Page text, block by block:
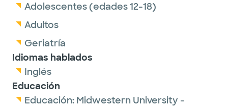
Adolescentes (edades 12-18)
Adultos
Geriatría
Idiomas hablados
Inglés
Educación
Educación: Midwestern University -